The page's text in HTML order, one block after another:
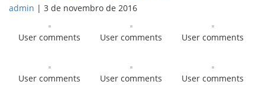
admin | 3 de novembro de 2016
User comments User comments User comments
User comments User comments User comments